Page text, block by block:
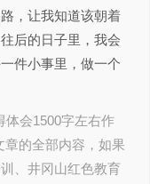
，让我知道该朝着
后的日子里，我会
件小事里，做一个
会1500字左右作
章的全部内容，如果
井冈山红色教育